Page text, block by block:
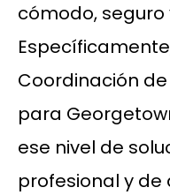
cómodo, seguro
Coordinación
para
ese nivel de
profesional y